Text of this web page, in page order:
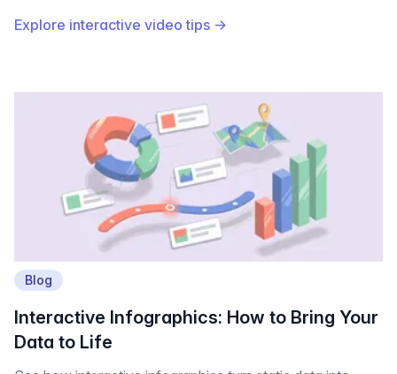
Explore interactive video tips →
Blog
Interactive Infographics: How to Bring Your
Data to Life